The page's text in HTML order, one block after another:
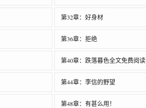
第32章：好身材
第36章：拒绝
第40章：跌落暮色全文免费阅读
第44章：李信的野望
第48章：有甚么用！